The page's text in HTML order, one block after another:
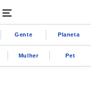
Gente Planeta
Mulher Pet